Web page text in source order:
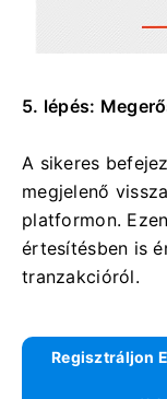
5. lépés:
A sikeres
megjelenő
platformon.
értesítésben is
tranzakcióról.
Regisztráljon